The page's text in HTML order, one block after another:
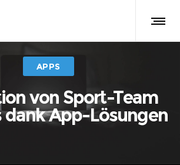
APPS
von Sport-Team
dank App-Lösungen